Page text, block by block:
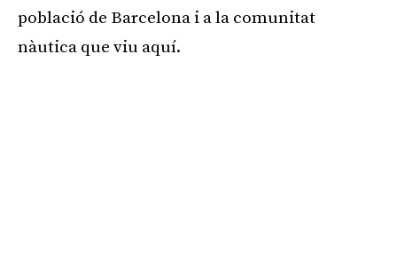
població de Barcelona i a la comunitat
nàutica que viu aquí.